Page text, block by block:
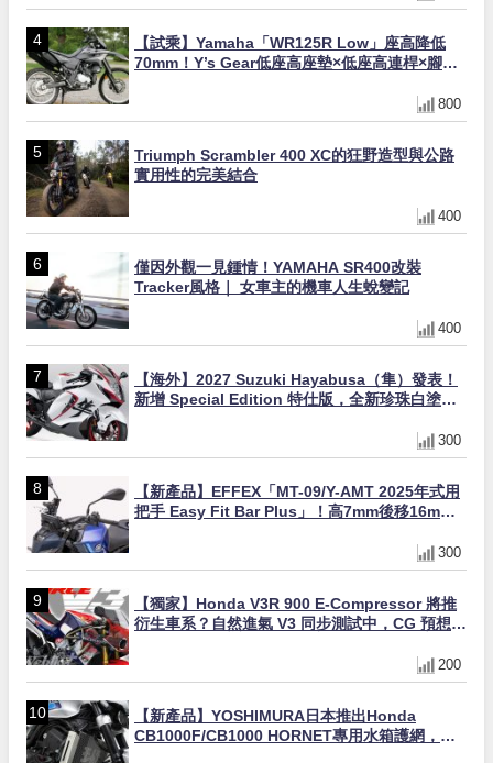
【試乘】Yamaha「WR125R Low」座高降低
70mm！Y’s Gear低座高座墊×低座高連桿×腳踏
800
Triumph Scrambler 400 XC的狂野造型與公路
實用性的完美結合
400
僅因外觀一見鍾情！YAMAHA SR400改裝
Tracker風格｜ 女車主的機車人生蛻變記
400
【海外】2027 Suzuki Hayabusa（隼）發表！
新增 Special Edition 特仕版，全新珍珠白塗裝
300
【新產品】EFFEX「MT-09/Y-AMT 2025年式用
把手 Easy Fit Bar Plus」！高7mm後移16mm
300
【獨家】Honda V3R 900 E-Compressor 將推
衍生車系？自然進氣 V3 同步測試中，CG 預想曝
200
【新產品】YOSHIMURA日本推出Honda
CB1000F/CB1000 HORNET專用水箱護網，六